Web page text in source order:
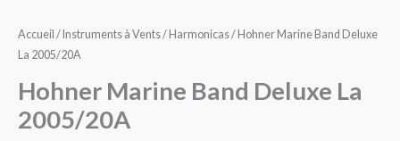
Accueil / Instruments à Vents/ Harmonicas/ Hohner Marine Band Deluxe
La 2005/20A
Hohner Marine Band Deluxe La
2005/20A